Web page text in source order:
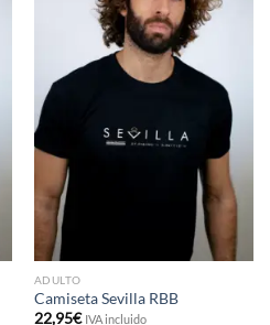
ADULTO
Camiseta Sevilla RBB
22,95€ IVA incluido